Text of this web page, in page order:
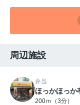
周辺施設
弁当
ほっかほっ
200ｍ（3分）